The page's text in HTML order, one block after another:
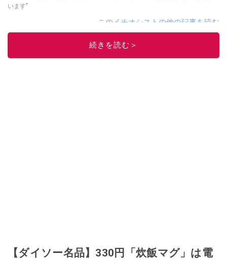
います"
このイチオシストの他の記事を読む
続きを読む＞
【ダイソー名品】330円「炊飯マグ」は電